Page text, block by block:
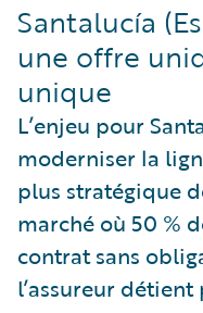
Santalucía
une offre
unique
L’enjeu pour
moderniser la
plus stratégique
marché où 50 %
contrat sans
l’assureur